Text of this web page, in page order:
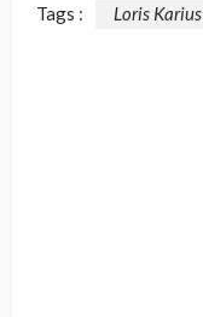
Tags : Loris Karius